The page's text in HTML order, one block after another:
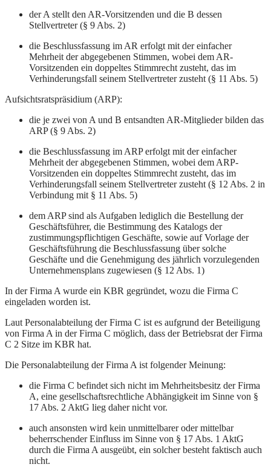
der A stellt den AR-Vorsitzenden und die B dessen
Stellvertreter (§ 9 Abs. 2)
die Beschlussfassung im AR erfolgt mit der einfacher
Mehrheit der abgegebenen Stimmen, wobei dem AR-
Vorsitzenden ein doppeltes Stimmrecht zusteht, das im
Verhinderungsfall seinem Stellvertreter zusteht (§ 11 Abs. 5)
Aufsichtsratspräsidium (ARP):
die je zwei von A und B entsandten AR-Mitglieder bilden das
ARP (§ 9 Abs. 2)
die Beschlussfassung im ARP erfolgt mit der einfacher
Mehrheit der abgegebenen Stimmen, wobei dem ARP-
Vorsitzenden ein doppeltes Stimmrecht zusteht, das im
Verhinderungsfall seinem Stellvertreter zusteht (§ 12 Abs. 2 in
Verbindung mit § 11 Abs. 5)
dem ARP sind als Aufgaben lediglich die Bestellung der
Geschäftsführer, die Bestimmung des Katalogs der
zustimmungspflichtigen Geschäfte, sowie auf Vorlage der
Geschäftsführung die Beschlussfassung über solche
Geschäfte und die Genehmigung des jährlich vorzulegenden
Unternehmensplans zugewiesen (§ 12 Abs. 1)
In der Firma A wurde ein KBR gegründet, wozu die Firma C
eingeladen worden ist.
Laut Personalabteilung der Firma C ist es aufgrund der Beteiligung
von Firma A in der Firma C möglich, dass der Betriebsrat der Firma
C 2 Sitze im KBR hat.
Die Personalabteilung der Firma A ist folgender Meinung:
die Firma C befindet sich nicht im Mehrheitsbesitz der Firma
A, eine gesellschaftsrechtliche Abhängigkeit im Sinne von §
17 Abs. 2 AktG lieg daher nicht vor.
auch ansonsten wird kein unmittelbarer oder mittelbar
beherrschender Einfluss im Sinne von § 17 Abs. 1 AktG
durch die Firma A ausgeübt, ein solcher besteht faktisch auch
nicht.